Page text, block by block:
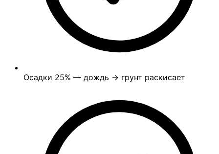
Осадки 25% — дождь → грунт раскисает